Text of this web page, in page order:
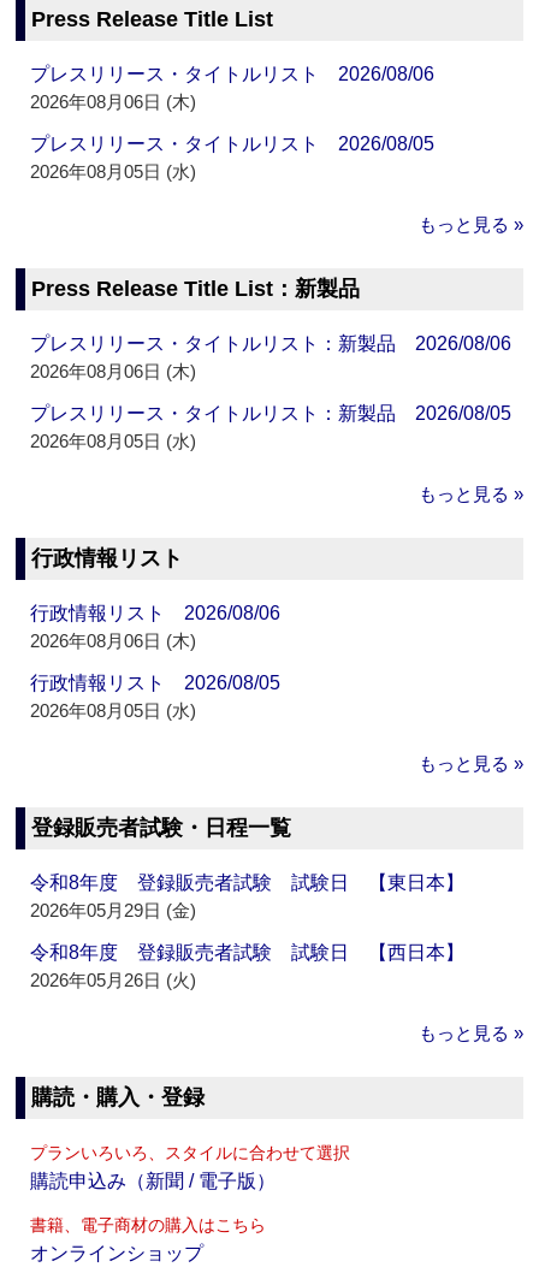
Press Release Title List
プレスリリース・タイトルリスト 2026/08/06
2026年08月06日 (木)
プレスリリース・タイトルリスト 2026/08/05
2026年08月05日 (水)
もっと見る »
Press Release Title List：新製品
プレスリリース・タイトルリスト：新製品 2026/08/06
2026年08月06日 (木)
プレスリリース・タイトルリスト：新製品 2026/08/05
2026年08月05日 (水)
もっと見る »
行政情報リスト
行政情報リスト 2026/08/06
2026年08月06日 (木)
行政情報リスト 2026/08/05
2026年08月05日 (水)
もっと見る »
登録販売者試験・日程一覧
令和8年度 登録販売者試験 試験日 【東日本】
2026年05月29日 (金)
令和8年度 登録販売者試験 試験日 【西日本】
2026年05月26日 (火)
もっと見る »
購読・購入・登録
プランいろいろ、スタイルに合わせて選択
購読申込み（新聞 / 電子版）
書籍、電子商材の購入はこちら
オンラインショップ